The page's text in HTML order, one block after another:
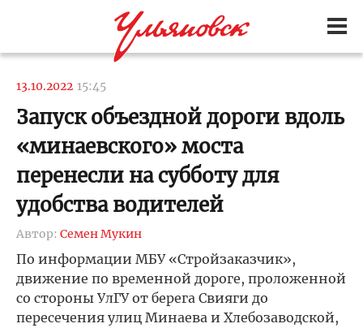
13.10.2022 15:45
Запуск объездной дороги вдоль
«минаевского» моста
перенесли на субботу для
удобства водителей
Автор: Семен Мукин
По информации МБУ «Стройзаказчик»,
движение по временной дороге, проложенной
со стороны УлГУ от берега Свияги до
пересечения улиц Минаева и Хлебозаводской,